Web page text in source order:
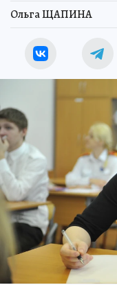
Ольга ЩАПИНА